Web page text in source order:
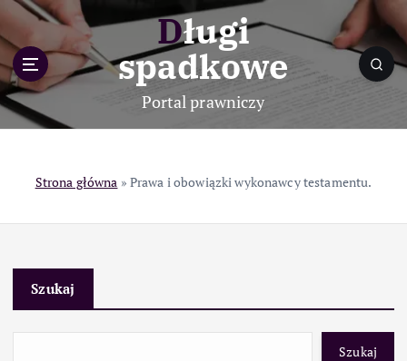
p
o
c
Długi
spadkowe
Portal prawniczy
Strona główna » Prawa i obowiązki wykonawcy testamentu.
Szukaj
Szukaj